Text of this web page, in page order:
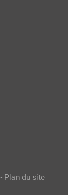
menu
Plan du site